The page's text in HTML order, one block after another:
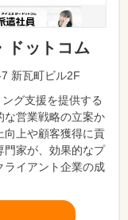
ドットコム
新瓦町ビル2F
グ支援を提供する
な営業戦略の立案か
向上や顧客獲得に貢
門家が、効果的なプ
ライアント企業の成